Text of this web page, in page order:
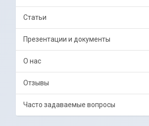
Статьи
Презентации и документы
О нас
Отзывы
Часто задаваемые вопросы